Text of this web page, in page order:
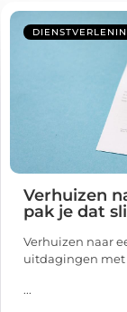
Verhuizen
pak je dat
Verhuizen naar
uitdagingen met
...